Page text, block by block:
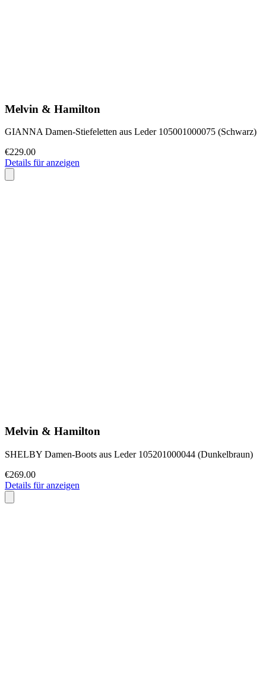
Melvin & Hamilton
GIANNA Damen-Stiefeletten aus Leder 105001000075 (Schwarz)
€229.00
Details für anzeigen
Melvin & Hamilton
SHELBY Damen-Boots aus Leder 105201000044 (Dunkelbraun)
€269.00
Details für anzeigen